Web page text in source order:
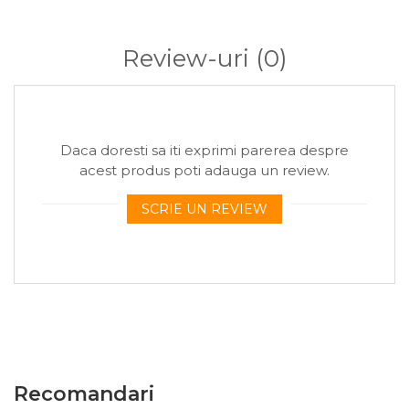
• lansări repetate la aceeași distanță
methodului permite încărcarea cu nadă fină sau micropelete
Creează pat activ în jurul cârligului.
Specificații tehnice:
• tip produs: momitor method feeder
Review-uri (0)
Daca doresti sa iti exprimi parerea despre
acest produs poti adauga un review.
SCRIE UN REVIEW
Recomandari